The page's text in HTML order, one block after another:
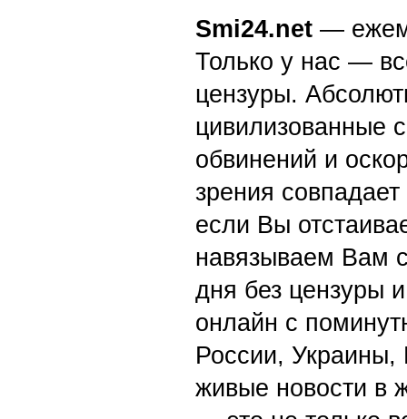
Smi24.net —
Только у нас —
цензуры.
цивилизованные
обвинений и
зрения
если Вы
навязываем Вам
дня без цензуры
онлайн с
России,
живые новости в